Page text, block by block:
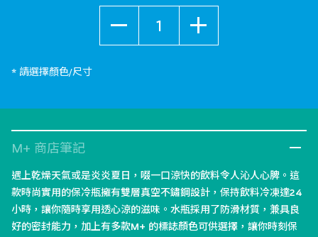
* 請選擇顏色/尺寸
M+ 商店筆記
遇上乾燥天氣或是炎炎夏日，啜一口涼快的飲料令人沁人心脾。這
款時尚實用的保冷瓶擁有雙層真空不鏽鋼設計，保持飲料冷凍達24
小時，讓你隨時享用透心涼的滋味。水瓶採用了防滑材質，兼具良
好的密封能力，加上有多款M+ 的標誌顏色可供選擇，讓你時刻保